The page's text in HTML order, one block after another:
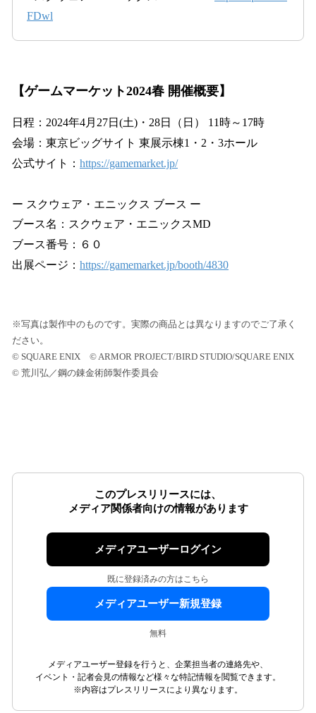
FDwl
【ゲームマーケット2024春 開催概要】
日程：2024年4月27日(土)・28日（日） 11時～17時
会場：東京ビッグサイト 東展示棟1・2・3ホール
公式サイト： https://gamemarket.jp/
ー スクウェア・エニックス ブース ー
ブース名：スクウェア・エニックスMD
ブース番号：６０
出展ページ： https://gamemarket.jp/booth/4830
※写真は製作中のものです。実際の商品とは異なりますのでご了承く
ださい。
© SQUARE ENIX © ARMOR PROJECT/BIRD STUDIO/SQUARE ENIX
© 荒川弘／鋼の錬金術師製作委員会
このプレスリリースには、
メディア関係者向けの情報があります
メディアユーザーログイン
既に登録済みの方はこちら
メディアユーザー新規登録
無料
メディアユーザー登録を行うと、企業担当者の連絡先や、
イベント・記者会見の情報など様々な特記情報を閲覧できます。
※内容はプレスリリースにより異なります。